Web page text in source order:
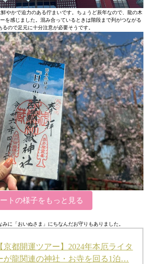
やかで迫力のある佇まいです。ちょうど辰年なので、龍の木
を感じました。混み合っているときは階段まで列がつながる
るので足元に十分注意が必要そうです。
トの様子をもっと見る
に「おいぬさま」にちなんだお守りもありました。
【京都開運ツアー】2024年本厄ライタ
が龍関連の神社・お寺を回る1泊…